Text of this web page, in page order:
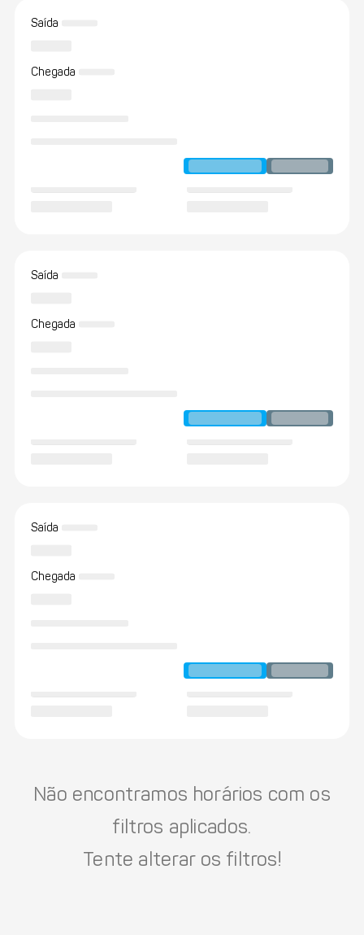
Saída
Chegada
Saída
Chegada
Saída
Chegada
Não encontramos horários com os
filtros aplicados.
Tente alterar os filtros!